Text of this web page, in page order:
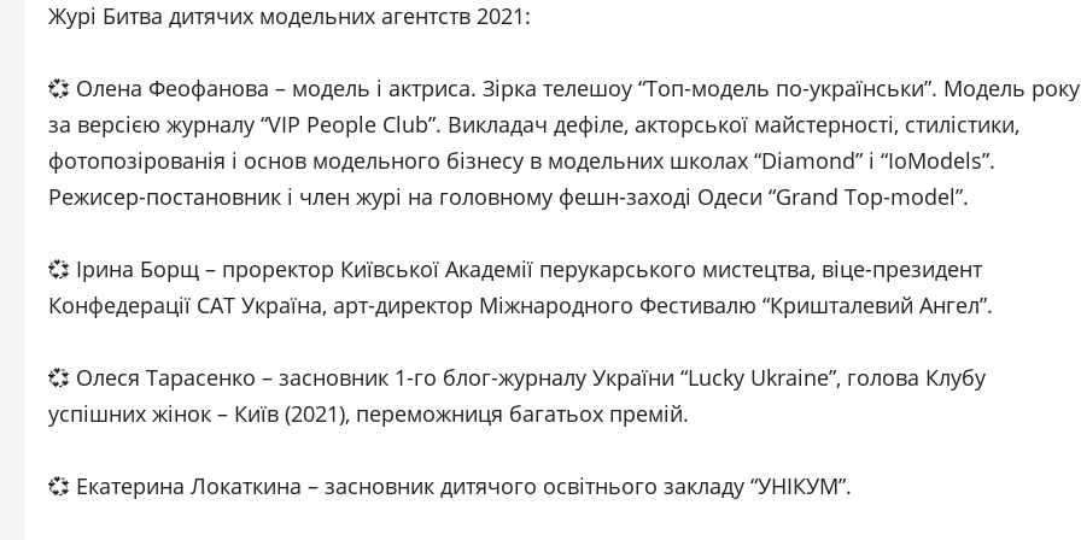
Журі Битва дитячих модельних агентств 2021:
💞 Олена Феофанова – модель і актриса. Зірка телешоу “Топ-модель по-українськи”. Модель року
за версією журналу “VIP People Club”. Викладач дефіле, акторської майстерності, стилістики,
фотопозірованія і основ модельного бізнесу в модельних школах “Diamond” і “IoModels”.
Режисер-постановник і член журі на головному фешн-заході Одеси “Grand Top-model”.
💞 Ірина Борщ – проректор Київської Академії перукарського мистецтва, віце-президент
Конфедерації САТ Україна, арт-директор Міжнародного Фестивалю “Кришталевий Ангел”.
💞 Олеся Тарасенко – засновник 1-го блог-журналу України “Lucky Ukraine”, голова Клубу
успішних жінок – Київ (2021), переможниця багатьох премій.
💞 Екатерина Локаткина – засновник дитячого освітнього закладу “УНІКУМ”.